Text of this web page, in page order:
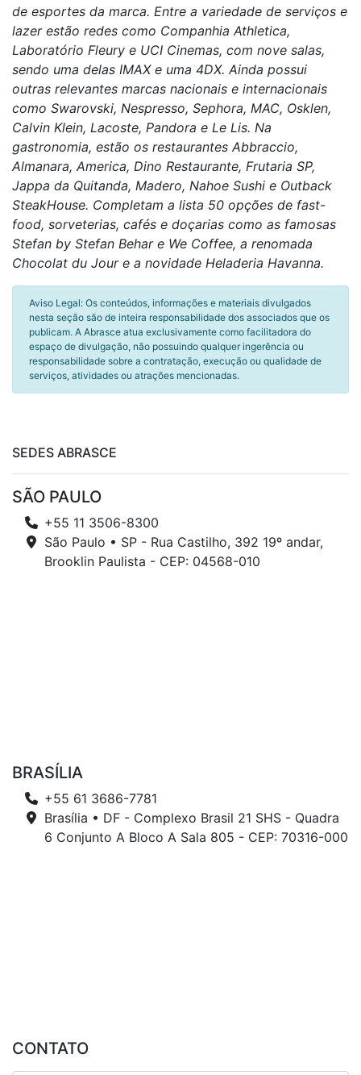
de esportes da marca. Entre a variedade de serviços e
lazer estão redes como Companhia Athletica,
Laboratório Fleury e UCI Cinemas, com nove salas,
sendo uma delas IMAX e uma 4DX. Ainda possui
outras relevantes marcas nacionais e internacionais
como Swarovski, Nespresso, Sephora, MAC, Osklen,
Calvin Klein, Lacoste, Pandora e Le Lis. Na
gastronomia, estão os restaurantes Abbraccio,
Almanara, America, Dino Restaurante, Frutaria SP,
Jappa da Quitanda, Madero, Nahoe Sushi e Outback
SteakHouse. Completam a lista 50 opções de fast-
food, sorveterias, cafés e doçarias como as famosas
Stefan by Stefan Behar e We Coffee, a renomada
Chocolat du Jour e a novidade Heladeria Havanna.
Aviso Legal: Os conteúdos, informações e materiais divulgados
nesta seção são de inteira responsabilidade dos associados que os
publicam. A Abrasce atua exclusivamente como facilitadora do
espaço de divulgação, não possuindo qualquer ingerência ou
responsabilidade sobre a contratação, execução ou qualidade de
serviços, atividades ou atrações mencionadas.
SEDES ABRASCE
SÃO PAULO
+55 11 3506-8300
São Paulo • SP - Rua Castilho, 392 19º andar,
Brooklin Paulista - CEP: 04568-010
BRASÍLIA
+55 61 3686-7781
Brasília • DF - Complexo Brasil 21 SHS - Quadra
6 Conjunto A Bloco A Sala 805 - CEP: 70316-000
CONTATO